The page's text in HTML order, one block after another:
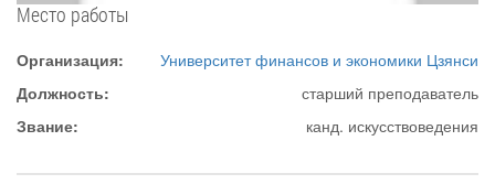
Место работы
Организация:
Университет финансов и экономики Цзянси
Должность:
старший преподаватель
Звание:
канд. искусствоведения